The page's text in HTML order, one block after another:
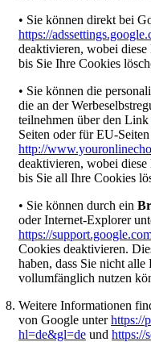
• Sie können direkt bei
https://
deaktivieren, wobei
bis Sie Ihre Cookies
• Sie können die
die an der
teilnehmen über den Link
Seiten oder für EU-
http://
deaktivieren, wobei
bis Sie all Ihre Cookies
• Sie können durch ein
oder Internet-Explorer
https://
Cookies deaktivieren.
haben, dass Sie nicht
vollumfänglich nutzen
Weitere Informationen
von Google unterhttps://
hl=de&gl=de und https://